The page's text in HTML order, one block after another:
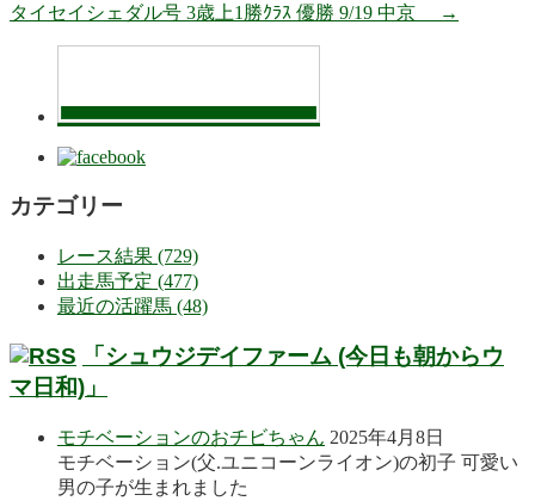
タイセイシェダル号 3歳上1勝ｸﾗｽ 優勝 9/19 中京
→
カテゴリー
レース結果 (729)
出走馬予定 (477)
最近の活躍馬 (48)
「シュウジデイファーム (今日も朝からウ
マ日和)」
モチベーションのおチビちゃん 2025年4月8日
モチベーション(父.ユニコーンライオン)の初子 可愛い
男の子が生まれました